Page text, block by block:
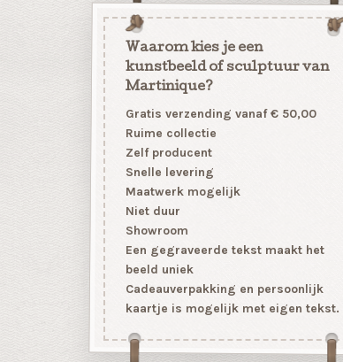
Waarom kies je een
kunstbeeld of sculptuur van
Martinique?
Gratis verzending vanaf € 50,00
Ruime collectie
Zelf producent
Snelle levering
Maatwerk mogelijk
Niet duur
Showroom
Een gegraveerde tekst maakt het
beeld uniek
Cadeauverpakking en persoonlijk
kaartje is mogelijk met eigen tekst.